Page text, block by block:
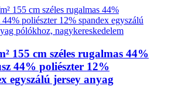
155 cm széles rugalmas 44%
44% poliészter 12%
egyszálú jersey anyag